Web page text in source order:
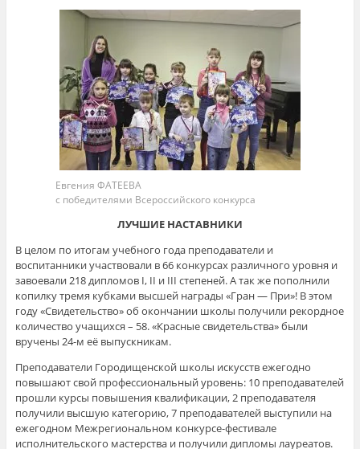
Евгения ФАТЕЕВА
с победителями Всероссийского конкурса
ЛУЧШИЕ НАСТАВНИКИ
В целом по итогам учебного года преподаватели и
воспитанники участвовали в 66 конкурсах различного уровня и
завоевали 218 дипломов I, II и III степеней. А так же пополнили
копилку тремя кубками высшей награды «Гран — При»! В этом
году «Свидетельство» об окончании школы получили рекордное
количество учащихся – 58. «Красные свидетельства» были
вручены 24-м её выпускникам.
Преподаватели Городищенской школы искусств ежегодно
повышают свой профессиональный уровень: 10 преподавателей
прошли курсы повышения квалификации, 2 преподавателя
получили высшую категорию, 7 преподавателей выступили на
ежегодном Межрегиональном конкурсе-фестивале
исполнительского мастерства и получили дипломы лауреатов.